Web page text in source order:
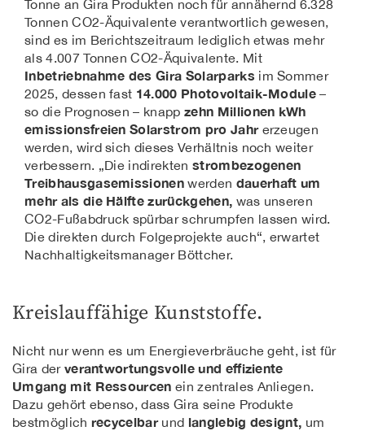
Tonne an Gira Produkten noch für annähernd 6.328
Tonnen CO2-Äquivalente verantwortlich gewesen,
sind es im Berichtszeitraum lediglich etwas mehr
als 4.007 Tonnen CO2-Äquivalente. Mit
Inbetriebnahme des Gira Solarparks im Sommer
2025, dessen fast 14.000 Photovoltaik-Module –
so die Prognosen – knappzehn Millionen kWh
emissionsfreien Solarstrom pro Jahrerzeugen
werden, wird sich dieses Verhältnis noch weiter
verbessern. „Die indirekten strombezogenen
Treibhausgasemissionen werden dauerhaft um
mehr als die Hälfte zurückgehen, was unseren
CO2-Fußabdruck spürbar schrumpfen lassen wird.
Die direkten durch Folgeprojekte auch“, erwartet
Nachhaltigkeitsmanager Böttcher.
Kreislauffähige Kunststoffe.
Nicht nur wenn es um Energieverbräuche geht, ist für
Gira der verantwortungsvolle und effiziente
Umgang mit Ressourcen ein zentrales Anliegen.
Dazu gehört ebenso, dass Gira seine Produkte
bestmöglich recycelbarund langlebig designt, um